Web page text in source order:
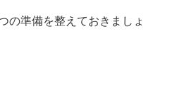
の準備を整えておきましょ